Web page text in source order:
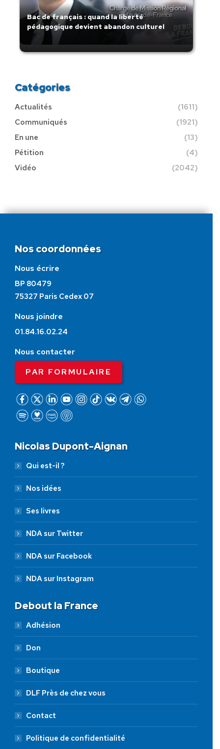
Bac de français : quand la liberté
pédagogique devient abandon culturel
Catégories
Actualités
(1611)
Communiqués
(1921)
En une
(13)
Pétition
(4)
Vidéo
(2042)
Nos coordonnées
Nous écrire
BP 80479
75327 Paris Cedex 07
Nous joindre
01.84.16.02.24
Nous contacter
PAR FORMULAIRE
Nicolas Dupont-Aignan
Qui est-il ?
Nos idées
Ses livres
NDA sur Twitter
NDA sur Facebook
NDA sur Instagram
Debout la France
Adhésion
Don
Boutique
DLF Près de chez vous
Contact
Politique de confidentialité